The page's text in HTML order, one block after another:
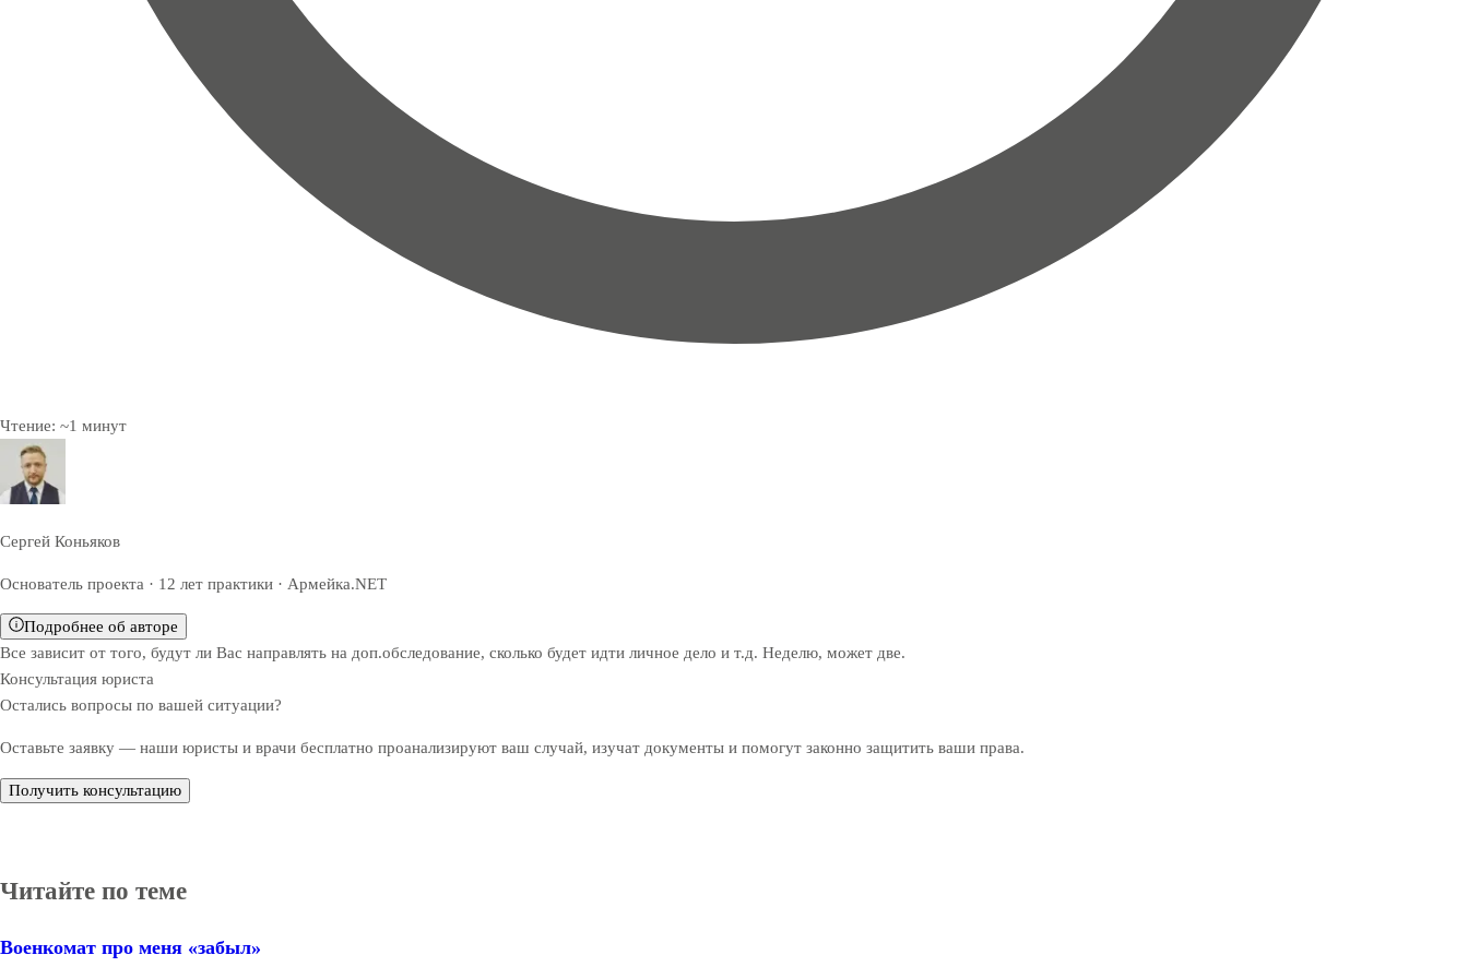
Чтение: ~1 минут
Сергей Коньяков
Основатель проекта · 12 лет практики · Армейка.NET
Подробнее об авторе
Все зависит от того, будут ли Вас направлять на доп.обследование, сколько будет идти личное дело и т.д. Неделю, может две.
Консультация юриста
Остались вопросы по вашей ситуации?
Оставьте заявку — наши юристы и врачи бесплатно проанализируют ваш случай, изучат документы и помогут законно защитить ваши права.
Получить консультацию
Читайте по теме
Военкомат про меня «забыл»